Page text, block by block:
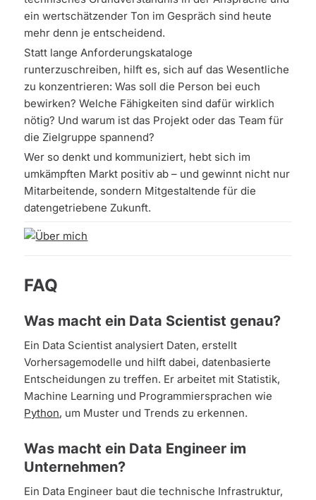
ein wertschätzender Ton im Gespräch sind heute
mehr denn je entscheidend.
Statt lange Anforderungskataloge
runterzuschreiben, hilft es, sich auf das Wesentliche
zu konzentrieren: Was soll die Person bei euch
bewirken? Welche Fähigkeiten sind dafür wirklich
nötig? Und warum ist das Projekt oder das Team für
die Zielgruppe spannend?
Wer so denkt und kommuniziert, hebt sich im
umkämpften Markt positiv ab – und gewinnt nicht nur
Mitarbeitende, sondern Mitgestaltende für die
datengetriebene Zukunft.
FAQ
Was macht ein Data Scientist genau?
Ein Data Scientist analysiert Daten, erstellt
Vorhersagemodelle und hilft dabei, datenbasierte
Entscheidungen zu treffen. Er arbeitet mit Statistik,
Machine Learning und Programmiersprachen wie
Python, um Muster und Trends zu erkennen.
Was macht ein Data Engineer im
Unternehmen?
Ein Data Engineer baut die technische Infrastruktur,